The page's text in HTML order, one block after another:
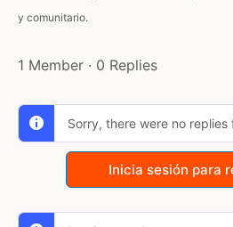
y comunitario.
1 Member · 0 Replies
Sorry, there were no replies
Inicia sesión para